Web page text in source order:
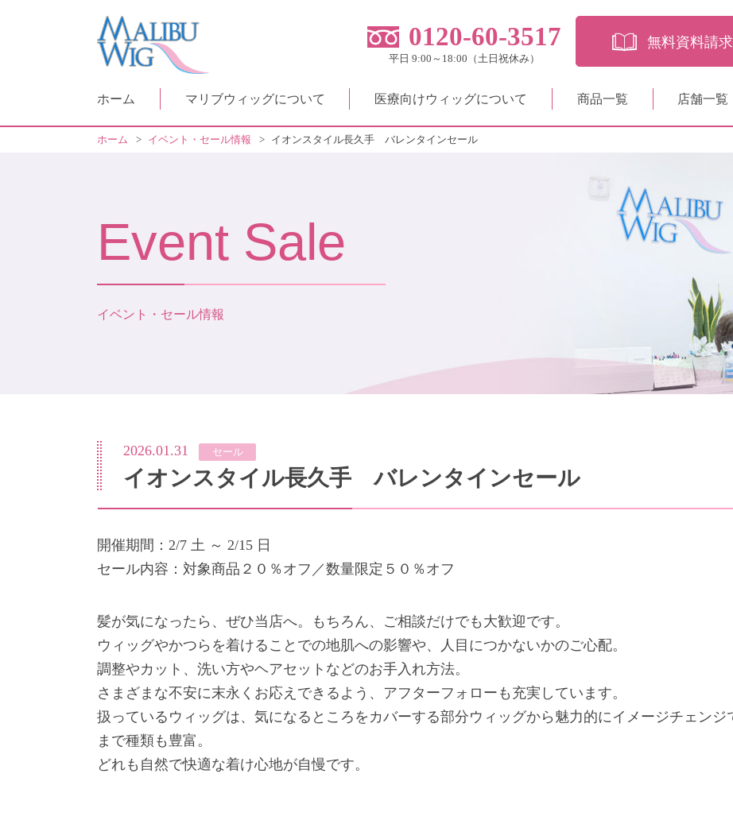
0120-60-3517
平日 9:00～18:00（土日祝休み）
無料資料請求
ホーム マリブウィッグについて 医療向けウィッグについて 商品一覧 店舗一覧
ホーム > イベント・セール情報 > イオンスタイル長久手 バレンタインセール
Event Sale
イベント・セール情報
2026.01.31 セール
イオンスタイル長久手 バレンタインセール
開催期間：2/7 土 ～ 2/15 日
セール内容：対象商品２０％オフ／数量限定５０％オフ
髪が気になったら、ぜひ当店へ。もちろん、ご相談だけでも大歓迎です。
ウィッグやかつらを着けることでの地肌への影響や、人目につかないかのご心配。
調整やカット、洗い方やヘアセットなどのお手入れ方法。
さまざまな不安に末永くお応えできるよう、アフターフォローも充実しています。
扱っているウィッグは、気になるところをカバーする部分ウィッグから魅力的にイメージチェン
まで種類も豊富。
どれも自然で快適な着け心地が自慢です。